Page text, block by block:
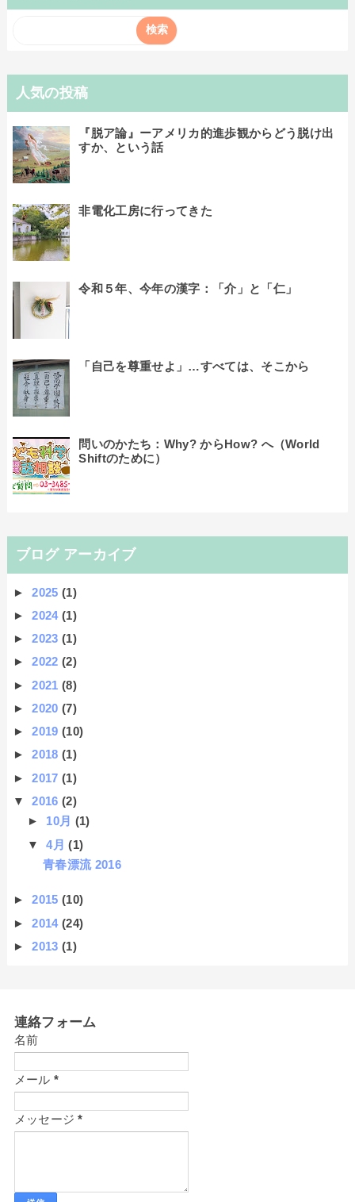
人気の投稿
『脱ア論』ーアメリカ的進歩観からどう脱け出
すか、という話
非電化工房に行ってきた
令和５年、今年の漢字：「介」と「仁」
「自己を尊重せよ」…すべては、そこから
問いのかたち：Why? からHow? へ（World
Shiftのために）
ブログ アーカイブ
►2025(1)
►2024(1)
►2023(1)
►2022(2)
►2021(8)
►2020(7)
►2019(10)
►2018(1)
►2017(1)
▼2016(2)
► 10月 (1)
▼4月(1)
青春漂流 2016
►2015(10)
►2014(24)
►2013(1)
連絡フォーム
名前
メール *
メッセージ*